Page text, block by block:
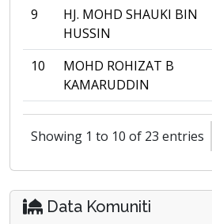
9
HJ. MOHD SHAUKI BIN
HUSSIN
10
MOHD ROHIZAT B
KAMARUDDIN
Showing 1 to 10 of 23 entries
Data Komuniti